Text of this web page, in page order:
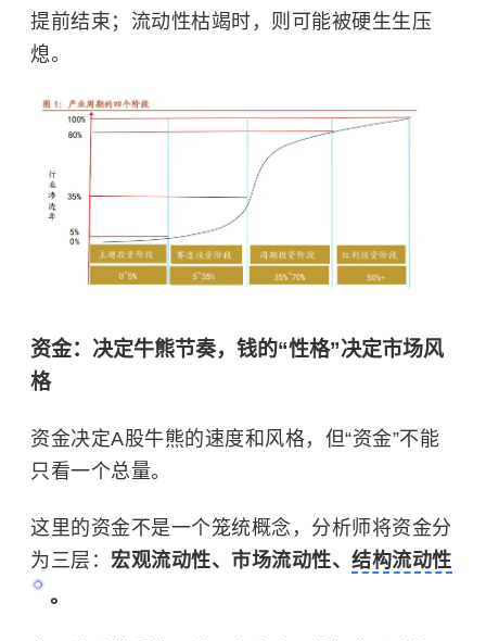
提前结束；流动性枯竭时，则可能被硬生生压
熄。
资金：决定牛熊节奏，钱的“性格”决定市场风
格
资金决定A股牛熊的速度和风格，但“资金”不能
只看一个总量。
这里的资金不是一个笼统概念，分析师将资金分
为三层： 宏观流动性、市场流动性、 结构流动性
。